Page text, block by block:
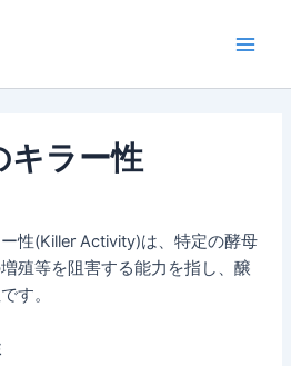
キラー性
性(Killer Activity)は、特定の酵母
殖等を阻害する能力を指し、醸
す。